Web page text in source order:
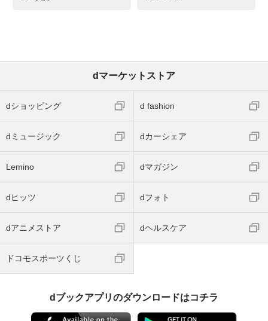
dマーケットストア
dショッピング d fashion
dミュージック dカーシェア
Lemino dマガジン
dヒッツ dフォト
dアニメストア dヘルスケア
ドコモスポーツくじ
dブックアプリのダウンロードはコチラ